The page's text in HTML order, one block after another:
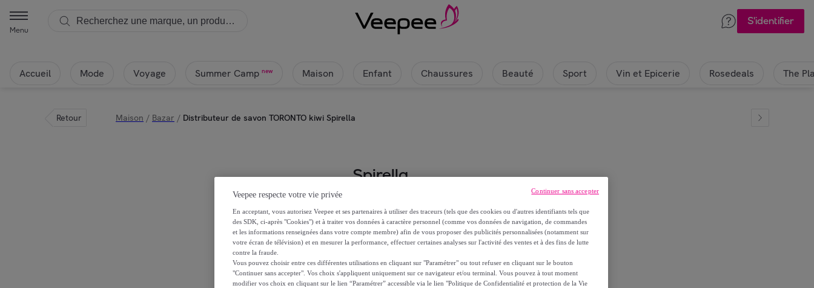
Menu
S'identifier
Accueil Mode Voyage Summer Camp new Maison Enfant Chaussures Beauté Sport Vin et Epicerie Rosedeals The
Retour Maison / Bazar / Distributeur de savon TORONTO kiwi Spirella
Spirella
8,11 €
14,47 €
-43%
Veepee respecte votre vie privée
En acceptant, vous autorisez Veepee et ses partenaires à utiliser des traceurs (tels que des cookies ou d'autres identifiants tels que
des SDK, ci-après "Cookies") et à traiter vos données à caractère personnel (comme vos données de navigation, de commandes
et les informations renseignées dans votre compte membre) afin de vous proposer des publicités personnalisées (notamment sur
votre écran de télévision) et en mesurer la performance, effectuer certaines analyses sur l'activité des ventes et à des fins de lutte
contre la fraude.
Vous pouvez choisir entre ces différentes utilisations en cliquant sur "Paramétrer" ou tout refuser en cliquant sur le bouton
"Continuer sans accepter". Vos choix s'appliquent uniquement sur ce navigateur et/ou terminal. Vous pouvez à tout moment
modifier vos choix en cliquant sur le lien “Paramétrer” accessible via le lien "Politique de Confidentialité et protection de la Vie
Continuer sans accepter